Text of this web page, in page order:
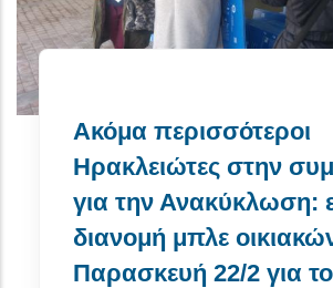
Ακόμα περισσότεροι
Ηρακλειώτες στην
για την Ανακύκλωση:
διανομή μπλε
Παρασκευή 22/2 για